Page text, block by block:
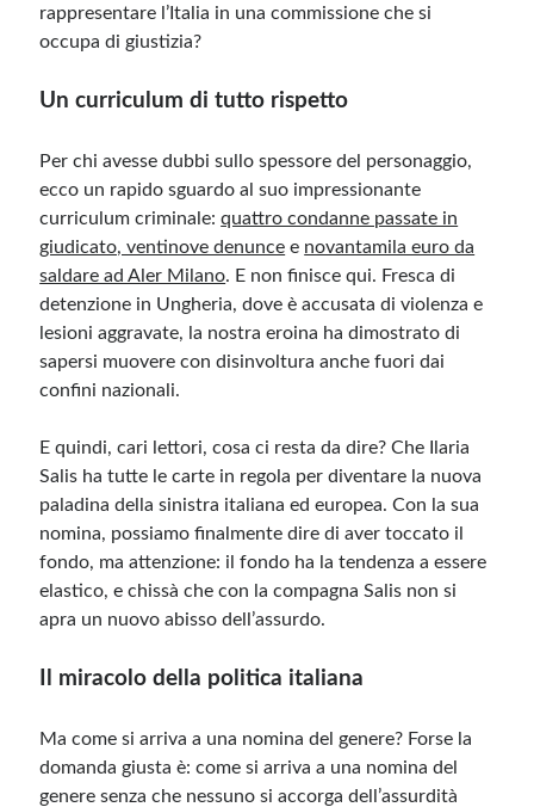
rappresentare l’Italia in una commissione che si
occupa di giustizia?
Un curriculum di tutto rispetto
Per chi avesse dubbi sullo spessore del personaggio,
ecco un rapido sguardo al suo impressionante
curriculum criminale:quattro condanne passate in
giudicato, ventinove denunce e novantamila euro da
saldare ad Aler Milano. E non finisce qui. Fresca di
detenzione in Ungheria, dove è accusata di violenza e
lesioni aggravate, la nostra eroina ha dimostrato di
sapersi muovere con disinvoltura anche fuori dai
confini nazionali.
E quindi, cari lettori, cosa ci resta da dire? Che Ilaria
Salis ha tutte le carte in regola per diventare la nuova
paladina della sinistra italiana ed europea. Con la sua
nomina, possiamo finalmente dire di aver toccato il
fondo, ma attenzione: il fondo ha la tendenza a essere
elastico, e chissà che con la compagna Salis non si
apra un nuovo abisso dell’assurdo.
Il miracolo della politica italiana
Ma come si arriva a una nomina del genere? Forse la
domanda giusta è: come si arriva a una nomina del
genere senza che nessuno si accorga dell’assurdità